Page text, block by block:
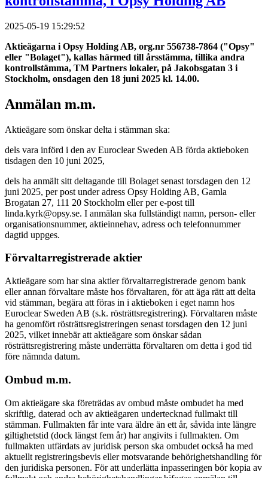
2025-05-19 15:29:52
Aktieägarna i Opsy Holding AB, org.nr 556738-7864 ("Opsy"
eller "Bolaget"), kallas härmed till årsstämma, tillika andra
kontrollstämma, TM Partners lokaler, på Jakobsgatan 3 i
Stockholm, onsdagen den 18 juni 2025 kl. 14.00.
Anmälan m.m.
Aktieägare som önskar delta i stämman ska:
dels vara införd i den av Euroclear Sweden AB förda aktieboken
tisdagen den 10 juni 2025,
dels ha anmält sitt deltagande till Bolaget senast torsdagen den 12
juni 2025, per post under adress Opsy Holding AB, Gamla
Brogatan 27, 111 20 Stockholm eller per e-post till
linda.kyrk@opsy.se. I anmälan ska fullständigt namn, person- eller
organisationsnummer, aktieinnehav, adress och telefonnummer
dagtid uppges.
Förvaltarregistrerade aktier
Aktieägare som har sina aktier förvaltarregistrerade genom bank
eller annan förvaltare måste hos förvaltaren, för att äga rätt att delta
vid stämman, begära att föras in i aktieboken i eget namn hos
Euroclear Sweden AB (s.k. rösträttsregistrering). Förvaltaren måste
ha genomfört rösträttsregistreringen senast torsdagen den 12 juni
2025, vilket innebär att aktieägare som önskar sådan
rösträttsregistrering måste underrätta förvaltaren om detta i god tid
före nämnda datum.
Ombud m.m.
Om aktieägare ska företrädas av ombud måste ombudet ha med
skriftlig, daterad och av aktieägaren undertecknad fullmakt till
stämman. Fullmakten får inte vara äldre än ett år, såvida inte längre
giltighetstid (dock längst fem år) har angivits i fullmakten. Om
fullmakten utfärdats av juridisk person ska ombudet också ha med
aktuellt registreringsbevis eller motsvarande behörighetshandling för
den juridiska personen. För att underlätta inpasseringen bör kopia av